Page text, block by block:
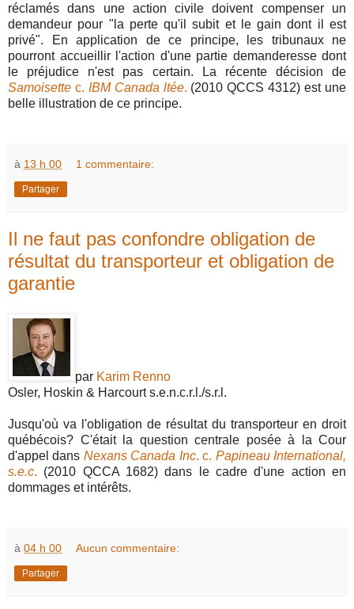
réclamés dans une action civile doivent compenser un
demandeur pour "la perte qu'il subit et le gain dont il est
privé". En application de ce principe, les tribunaux ne
pourront accueillir l'action d'une partie demanderesse dont
le préjudice n'est pas certain. La récente décision de
Samoisette c. IBM Canada ltée. (2010 QCCS 4312) est une
belle illustration de ce principe.
à 13 h 00 1 commentaire:
Partager
Il ne faut pas confondre obligation de
résultat du transporteur et obligation de
garantie
par Karim Renno
Osler, Hoskin & Harcourt s.e.n.c.r.l./s.r.l.
Jusqu'où va l'obligation de résultat du transporteur en droit
québécois? C'était la question centrale posée à la Cour
d'appel dans Nexans Canada Inc. c. Papineau International,
s.e.c. (2010 QCCA 1682) dans le cadre d'une action en
dommages et intérêts.
à 04 h 00 Aucun commentaire:
Partager